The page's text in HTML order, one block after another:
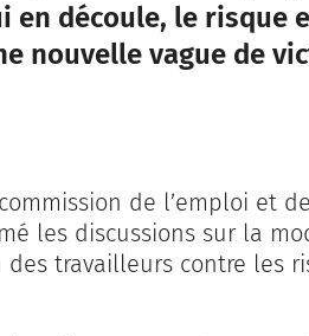
découle, le risque
nouvelle vague de
de l’emploi et
les discussions sur la
travailleurs contre les